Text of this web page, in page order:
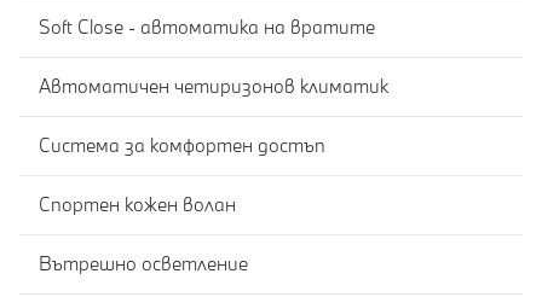
Soft Close - автоматика на вратите
Автоматичен четиризонов климатик
Система за комфортен достъп
Спортен кожен волан
Вътрешно осветление